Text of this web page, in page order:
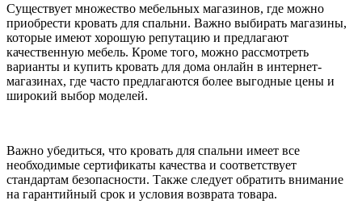
Существует множество мебельных магазинов, где можно
приобрести кровать для спальни. Важно выбирать магазины,
которые имеют хорошую репутацию и предлагают
качественную мебель. Кроме того, можно рассмотреть
варианты и купить кровать для дома онлайн в интернет-
магазинах, где часто предлагаются более выгодные цены и
широкий выбор моделей.
Важно убедиться, что кровать для спальни имеет все
необходимые сертификаты качества и соответствует
стандартам безопасности. Также следует обратить внимание
на гарантийный срок и условия возврата товара.